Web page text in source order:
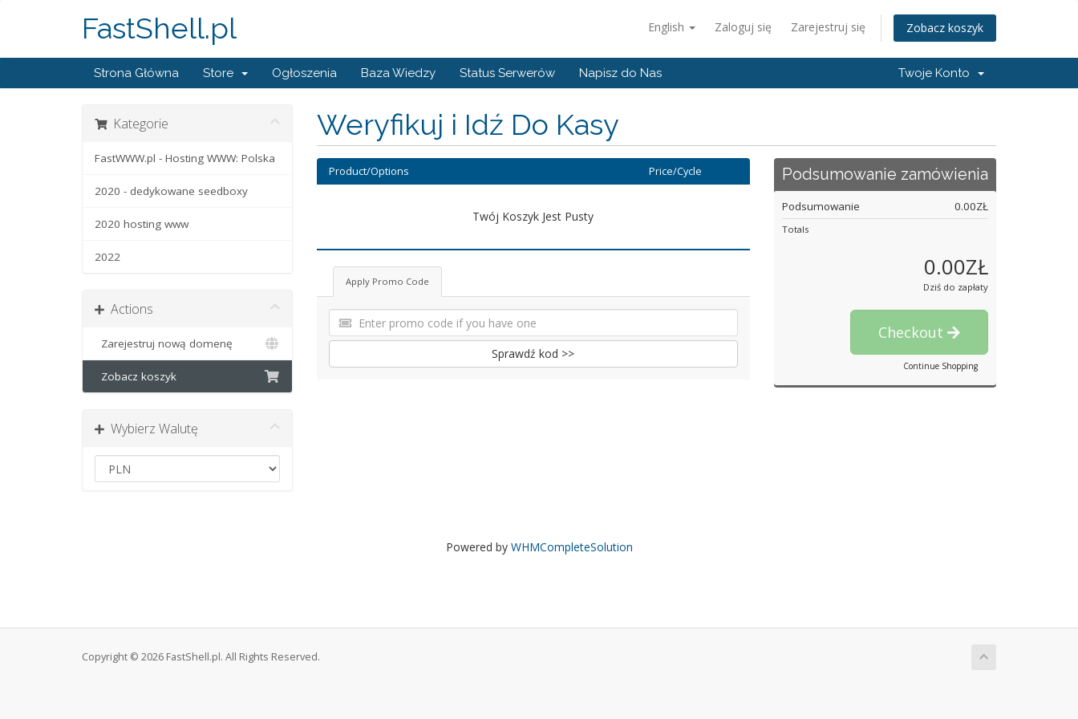
English Zaloguj się Zarejestruj się Zobacz koszyk
FastShell.pl
Strona Główna Store Ogłoszenia Baza Wiedzy Status Serwerów Napisz do Nas Twoje Konto
Kategorie
FastWWW.pl - Hosting WWW: Polska
2020 - dedykowane seedboxy
2020 hosting www
2022
Actions
Zarejestruj nową domenę
Zobacz koszyk
Wybierz Walutę
Weryfikuj i Idź Do Kasy
Product/Options Price/Cycle
Twój Koszyk Jest Pusty
Apply Promo Code
Sprawdź kod >>
Podsumowanie zamówienia
Podsumowanie 0.00ZŁ
Totals
0.00ZŁ
Dziś do zapłaty
Checkout
Continue Shopping
Powered by WHMCompleteSolution
Copyright © 2026 FastShell.pl. All Rights Reserved.